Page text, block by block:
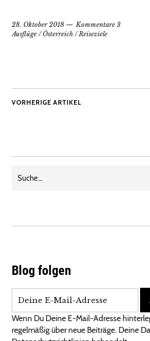
28. Oktober 2018
Kommentare 3
Ausflüge /Österreich / Reiseziele
VORHERIGE ARTIKEL
Blog folgen
Wenn Du Deine E-Mail-Adresse
regelmäßig über neue Beiträge. Deine